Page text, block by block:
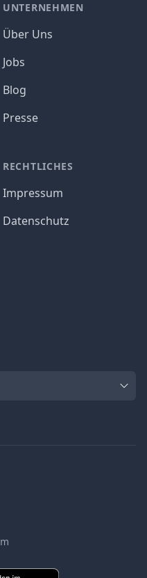
UNTERNEHMEN
Über Uns
Jobs
Blog
Presse
RECHTLICHES
Impressum
Datenschutz